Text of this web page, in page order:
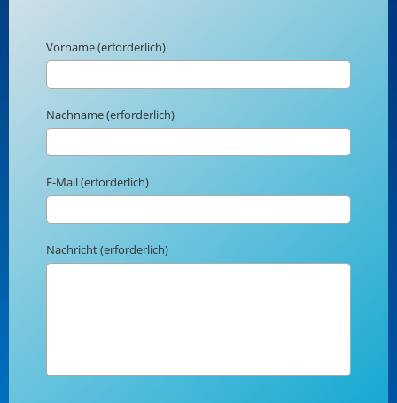
Vorname (erforderlich)
Nachname (erforderlich)
E-Mail (erforderlich)
Nachricht (erforderlich)